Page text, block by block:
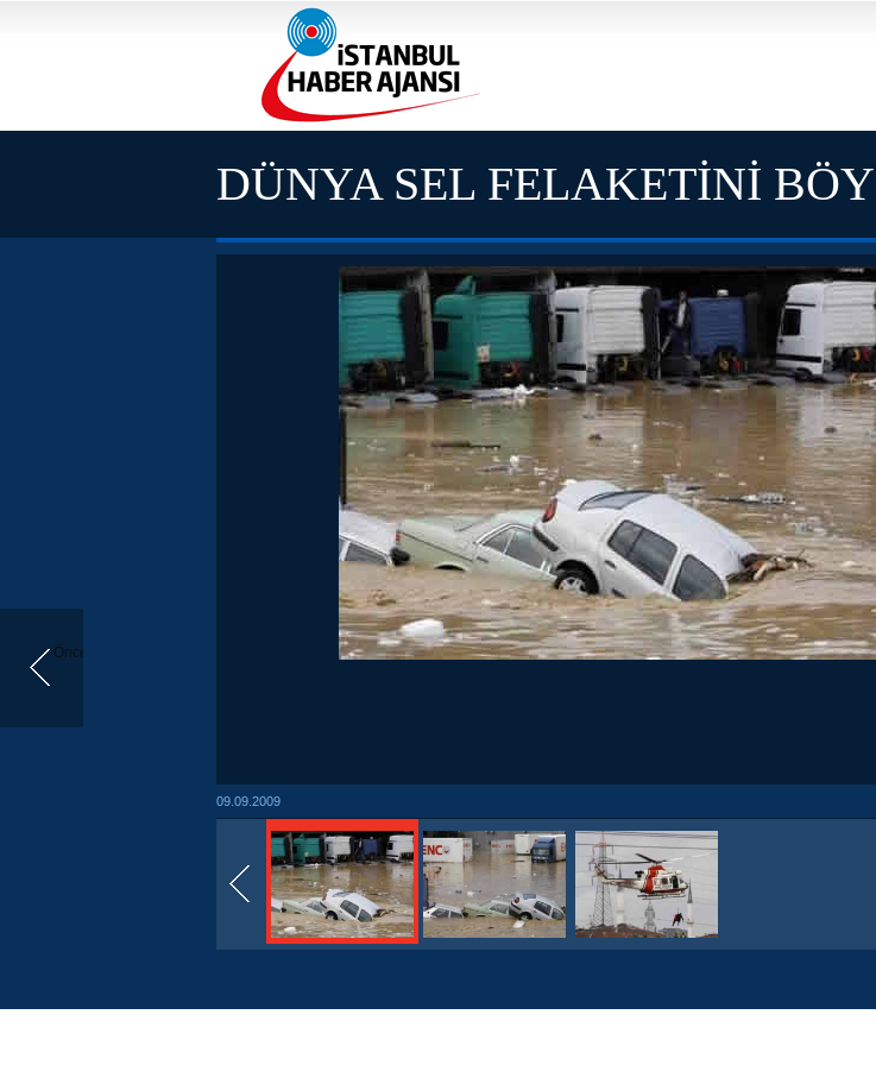
Önceki
DÜNYA SEL FELAKETİNİ
09.09.2009